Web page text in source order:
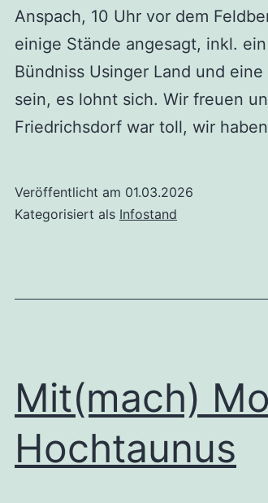
Anspach, 10 Uhr vor dem
einige Stände angesagt, inkl.
Bündniss Usinger Land und
sein, es lohnt sich. Wir freuen
Friedrichsdorf war toll, wir
Veröffentlicht am 01.03.2026
Kategorisiert als Infostand
Mit(mach)
Hochtaunus